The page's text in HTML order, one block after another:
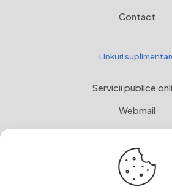
Contact
Linkuri
Servicii publice
Webmail
Programul Național de
Stemă
OwnCloud